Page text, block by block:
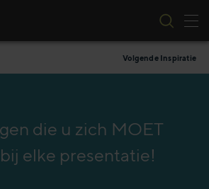
inhoud
Volgende Inspiratie
die u zich MOET
elke presentatie!